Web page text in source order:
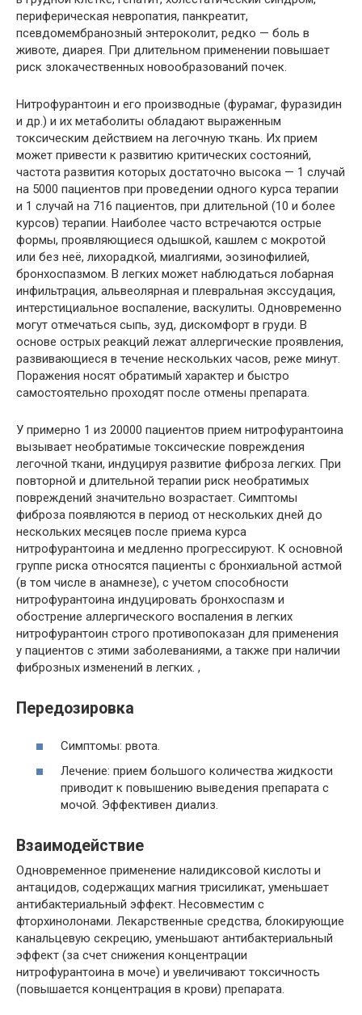
периферическая невропатия, панкреатит,
псевдомембранозный энтероколит, редко — боль в
животе, диарея. При длительном применении повышает
риск злокачественных новообразований почек.
Нитрофурантоин и его производные (фурамаг, фуразидин
и др.) и их метаболиты обладают выраженным
токсическим действием на легочную ткань. Их прием
может привести к развитию критических состояний,
частота развития которых достаточно высока — 1 случай
на 5000 пациентов при проведении одного курса терапии
и 1 случай на 716 пациентов, при длительной (10 и более
курсов) терапии. Наиболее часто встречаются острые
формы, проявляющиеся одышкой, кашлем с мокротой
или без неё, лихорадкой, миалгиями, эозинофилией,
бронхоспазмом. В легких может наблюдаться лобарная
инфильтрация, альвеолярная и плевральная экссудация,
интерстициальное воспаление, васкулиты. Одновременно
могут отмечаться сыпь, зуд, дискомфорт в груди. В
основе острых реакций лежат аллергические проявления,
развивающиеся в течение нескольких часов, реже минут.
Поражения носят обратимый характер и быстро
самостоятельно проходят после отмены препарата.
У примерно 1 из 20000 пациентов прием нитрофурантоина
вызывает необратимые токсические повреждения
легочной ткани, индуцируя развитие фиброза легких. При
повторной и длительной терапии риск необратимых
повреждений значительно возрастает. Симптомы
фиброза появляются в период от нескольких дней до
нескольких месяцев после приема курса
нитрофурантоина и медленно прогрессируют. К основной
группе риска относятся пациенты с бронхиальной астмой
(в том числе в анамнезе), с учетом способности
нитрофурантоина индуцировать бронхоспазм и
обострение аллергического воспаления в легких
нитрофурантоин строго противопоказан для применения
у пациентов с этими заболеваниями, а также при наличии
фиброзных изменений в легких. ,
Передозировка
Симптомы: рвота.
Лечение: прием большого количества жидкости
приводит к повышению выведения препарата с
мочой. Эффективен диализ.
Взаимодействие
Одновременное применение налидиксовой кислоты и
антацидов, содержащих магния трисиликат, уменьшает
антибактериальный эффект. Несовместим с
фторхинолонами. Лекарственные средства, блокирующие
канальцевую секрецию, уменьшают антибактериальный
эффект (за счет снижения концентрации
нитрофурантоина в моче) и увеличивают токсичность
(повышается концентрация в крови) препарата.